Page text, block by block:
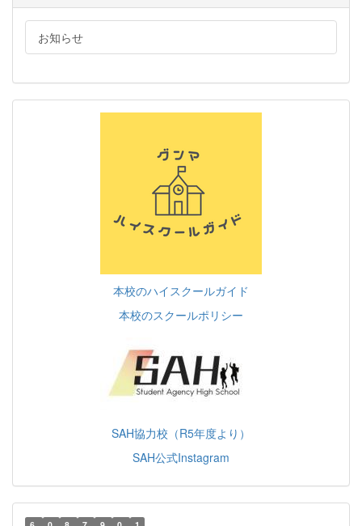
お知らせ
本校のハイスクールガイド
本校のスクールポリシー
SAH協力校（R5年度より）
SAH公式Instagram